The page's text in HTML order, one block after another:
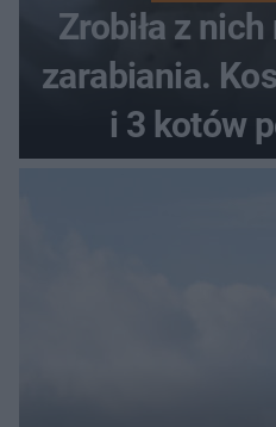
Zrobiła z
zarabiania.
i 3 kotów